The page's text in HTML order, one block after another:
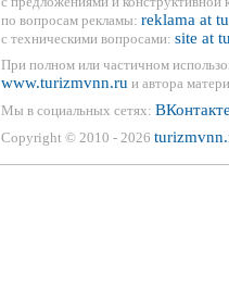
по вопросам рекламы: reklama at
с техническими вопросами: site at
При полном или частичном
www.turizmvnn.ru и автора
Мы в социальных сетях:
Copyright © 2010 - 2026